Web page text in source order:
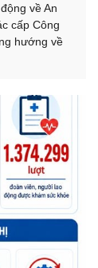
về An
cấp Công
hướng về